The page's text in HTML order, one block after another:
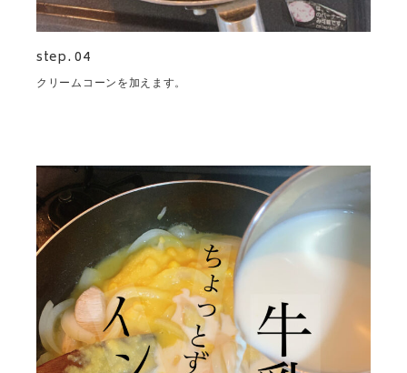
step. 04
クリームコーンを加えます。